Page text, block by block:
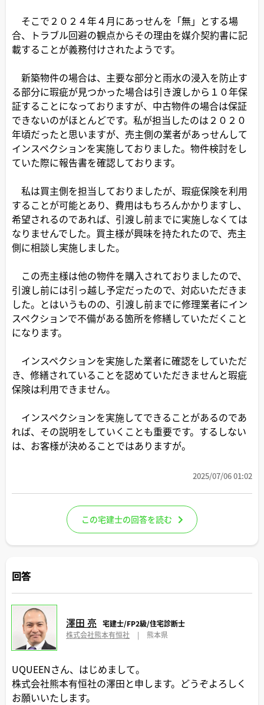
そこで２０２４年４月にあっせんを「無」とする場
合、トラブル回避の観点からその理由を媒介契約書に記
載することが義務付けされたようです。
新築物件の場合は、主要な部分と雨水の浸入を防止す
る部分に瑕疵が見つかった場合は引き渡しから１０年保
証することになっておりますが、中古物件の場合は保証
できないのがほとんどです。私が担当したのは２０２０
年頃だったと思いますが、売主側の業者があっせんして
インスペクションを実施しておりました。物件検討をし
ていた際に報告書を確認しております。
私は買主側を担当しておりましたが、瑕疵保険を利用
することが可能とあり、費用はもちろんかかりますし、
希望されるのであれば、引渡し前までに実施しなくては
なりませんでした。買主様が興味を持たれたので、売主
側に相談し実施しました。
この売主様は他の物件を購入されておりましたので、
引渡し前には引っ越し予定だったので、対応いただきま
した。とはいうものの、引渡し前までに修理業者にイン
スペクションで不備がある箇所を修繕していただくこと
になります。
インスペクションを実施した業者に確認をしていただ
き、修繕されていることを認めていただきませんと瑕疵
保険は利用できません。
インスペクションを実施してできることがあるのであ
れば、その説明をしていくことも重要です。するしない
は、お客様が決めることではありますが。
2025/07/06 01:02
この宅建士の回答を読む
回答
澤田 亮
宅建士/FP2級/住宅診断士
株式会社熊本有恒社
| 熊本県
UQUEENさん、はじめまして。
株式会社熊本有恒社の澤田と申します。どうぞよろしく
お願いいたします。